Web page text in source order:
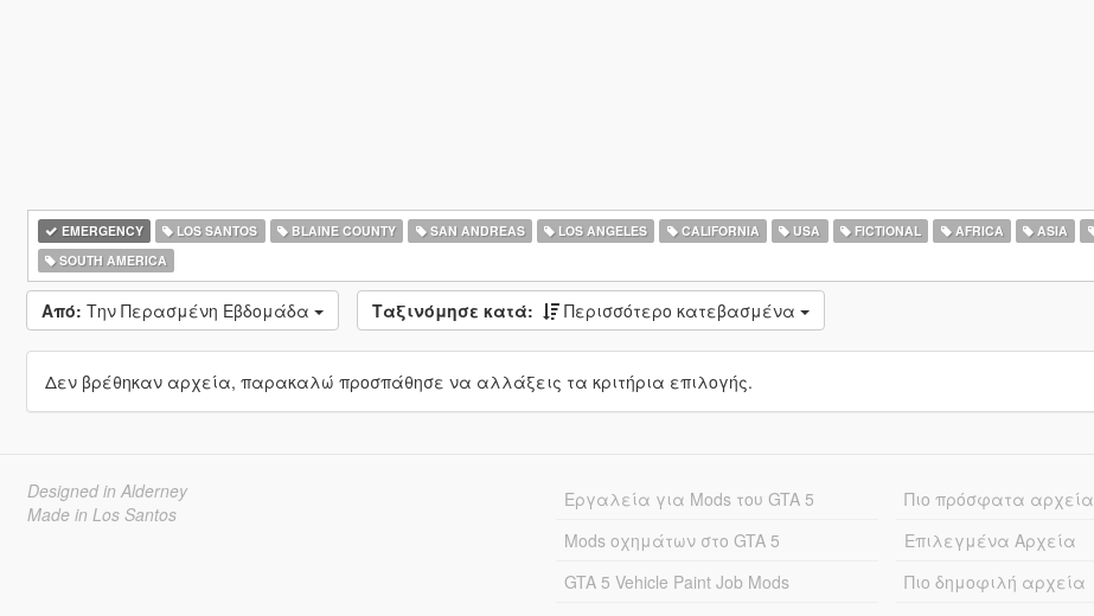
EMERGENCY LOS SANTOS BLAINE COUNTY SAN ANDREAS LOS ANGELES CALIFORNIA USA FICTIONAL AFRICA ASIA
SOUTH AMERICA
Από: Την Περασμένη Εβδομάδα Ταξινόμησε κατά: Περισσότερο κατεβασμένα
Δεν βρέθηκαν αρχεία, παρακαλώ προσπάθησε να αλλάξεις τα κριτήρια επιλογής.
Designed in Alderney
Made in Los Santos
Εργαλεία για Mods του GTA 5
Mods οχημάτων στο GTA 5
GTA 5 Vehicle Paint Job Mods
Πιο πρόσφατα αρχεία
Επιλεγμένα Αρχεία
Πιο δημοφιλή αρχεία